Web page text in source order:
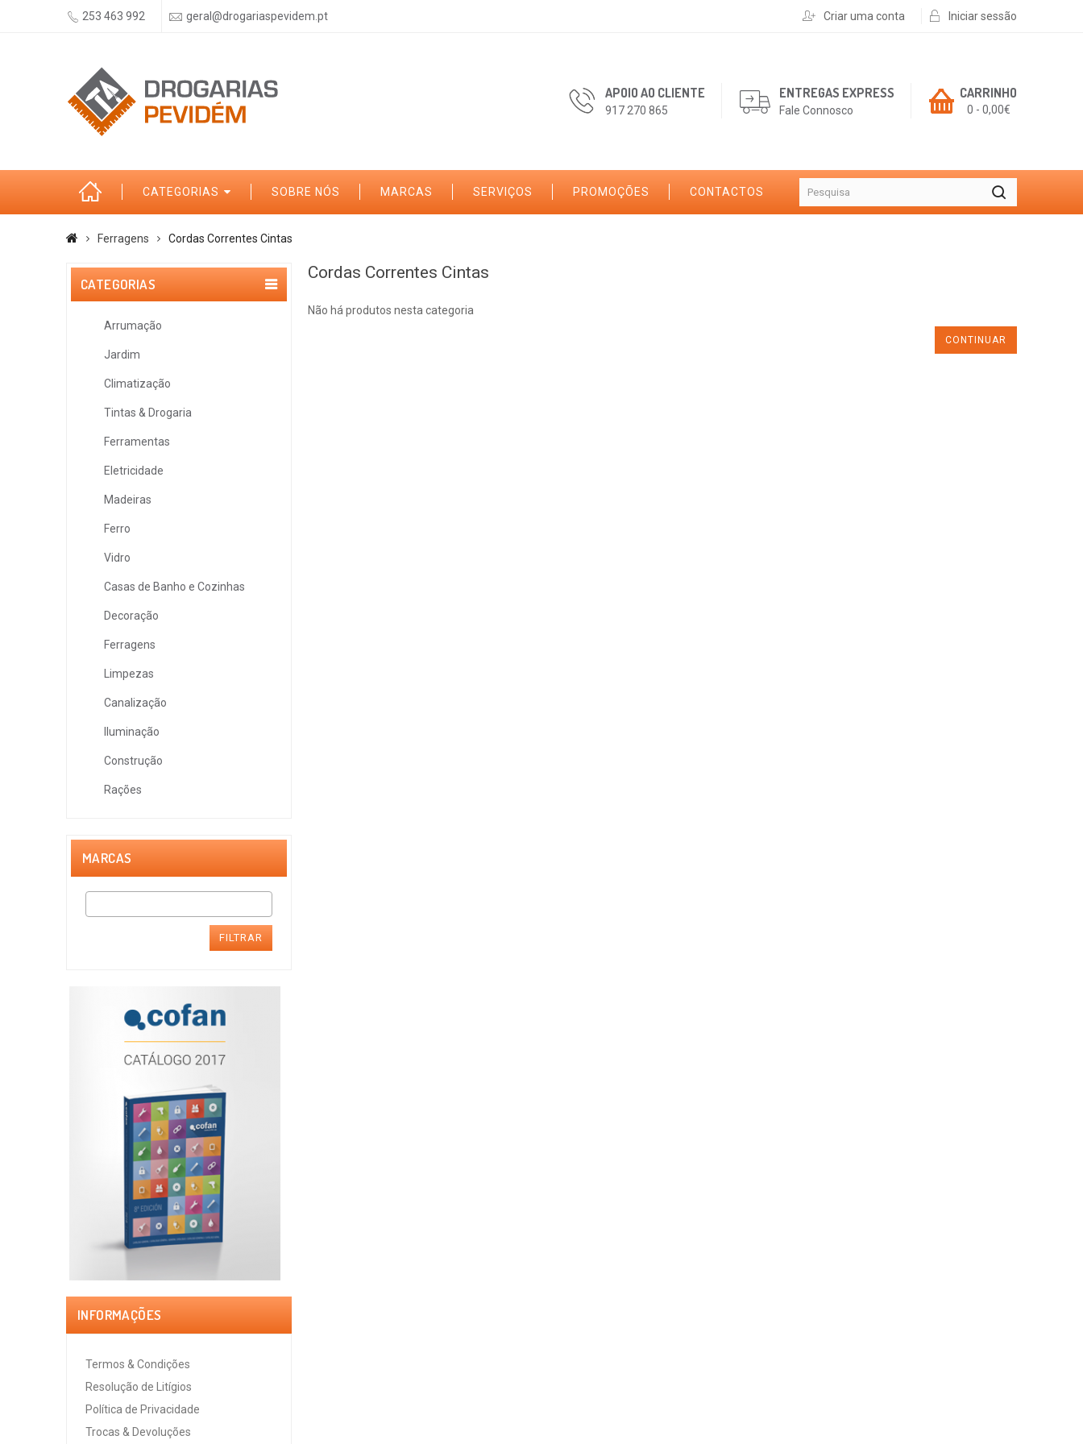
253 463 992 geral@drogariaspevidem.pt Criar uma conta Iniciar sessão
CARRINHO
0 - 0,00€
APOIO AO CLIENTE
917 270 865
ENTREGAS EXPRESS
Fale Connosco
CATEGORIAS SOBRE NÓS MARCAS SERVIÇOS PROMOÇÕES CONTACTOS
Ferragens Cordas Correntes Cintas
CATEGORIAS
Arrumação
Jardim
Climatização
Tintas & Drogaria
Ferramentas
Eletricidade
Madeiras
Ferro
Vidro
Casas de Banho e Cozinhas
Decoração
Ferragens
Limpezas
Canalização
Iluminação
Construção
Rações
MARCAS
FILTRAR
INFORMAÇÕES
Termos & Condições
Resolução de Litígios
Política de Privacidade
Trocas & Devoluções
Cordas Correntes Cintas
Não há produtos nesta categoria
CONTINUAR